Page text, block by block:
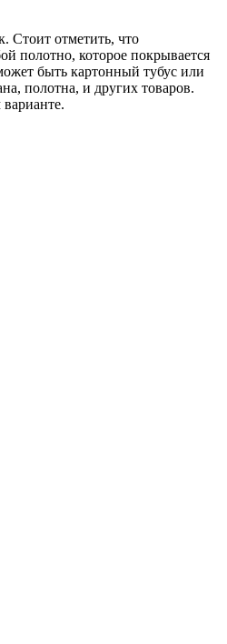
Стоит отметить, что
полотно, которое покрывается
быть картонный тубус или
полотна, и других товаров.